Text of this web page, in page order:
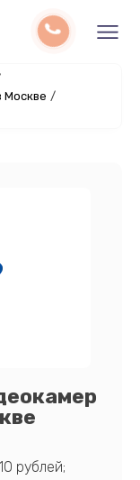
Москве /
рублей;